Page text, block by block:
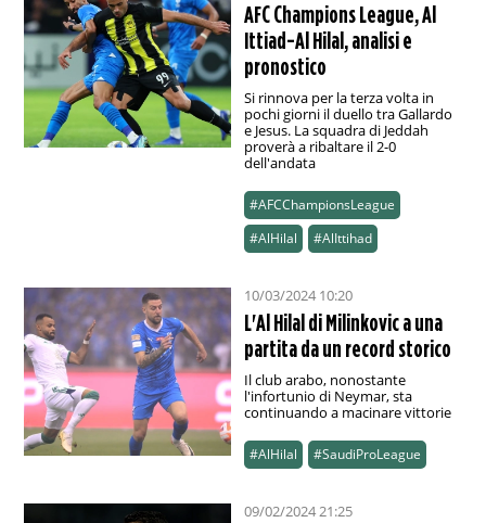
AFC Champions League, Al
Ittiad-Al Hilal, analisi e
pronostico
Si rinnova per la terza volta in
pochi giorni il duello tra Gallardo
e Jesus. La squadra di Jeddah
proverà a ribaltare il 2-0
dell'andata
#AFCChampionsLeague
#AlHilal
#AlIttihad
10/03/2024 10:20
L'Al Hilal di Milinkovic a una
partita da un record storico
Il club arabo, nonostante
l'infortunio di Neymar, sta
continuando a macinare vittorie
#AlHilal #SaudiProLeague
09/02/2024 21:25